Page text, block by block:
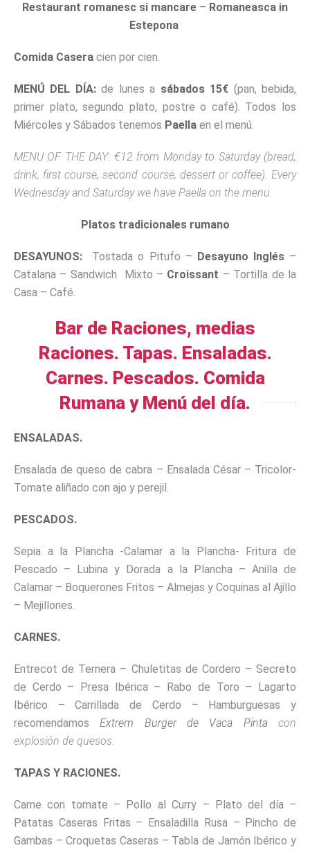
Restaurant romanesc si mancare – Romaneasca in
Estepona
Comida Casera cien por cien.
MENÚ DEL DÍA:de lunes a sábados 15€ (pan, bebida,
primer plato, segundo plato, postre o café). Todos los
Miércoles y Sábados tenemos Paella en el menú.
MENU OF THE DAY: €12 from Monday to Saturday (bread,
drink, first course, second course, dessert or coffee). Every
Wednesday and Saturday we have Paella on the menu.
Platos tradicionales rumano
DESAYUNOS: Tostada o Pitufo – Desayuno Inglés–
Catalana – Sandwich Mixto – Croissant – Tortilla de la
Casa – Café.
Bar de Raciones, medias
Raciones. Tapas. Ensaladas.
Carnes. Pescados. Comida
Rumana y Menú del día.
ENSALADAS.
Ensalada de queso de cabra – Ensalada César – Tricolor-
Tomate aliñado con ajo y perejil.
PESCADOS.
Sepia a la Plancha -Calamar a la Plancha- Fritura de
Pescado – Lubina y Dorada a la Plancha – Anilla de
Calamar – Boquerones Fritos – Almejas y Coquinas al Ajillo
– Mejillones.
CARNES.
Entrecot de Ternera – Chuletitas de Cordero – Secreto
de Cerdo – Presa Ibérica – Rabo de Toro – Lagarto
Ibérico – Carrillada de Cerdo – Hamburguesas y
recomendamosExtrem Burger de Vaca Pintacon
explosión de quesos.
TAPAS Y RACIONES.
Carne con tomate – Pollo al Curry – Plato del día –
Patatas Caseras Fritas – Ensaladilla Rusa – Pincho de
Gambas – Croquetas Caseras – Tabla de Jamón Ibérico y